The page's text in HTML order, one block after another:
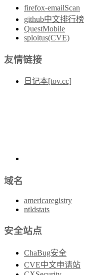
firefox-emailScan
github中文排行榜
QuestMobile
sploitus(CVE)
友情链接
日记本[tov.cc]
域名
americaregistry
ntldstats
安全站点
ChaBug安全
CVE中文申请站